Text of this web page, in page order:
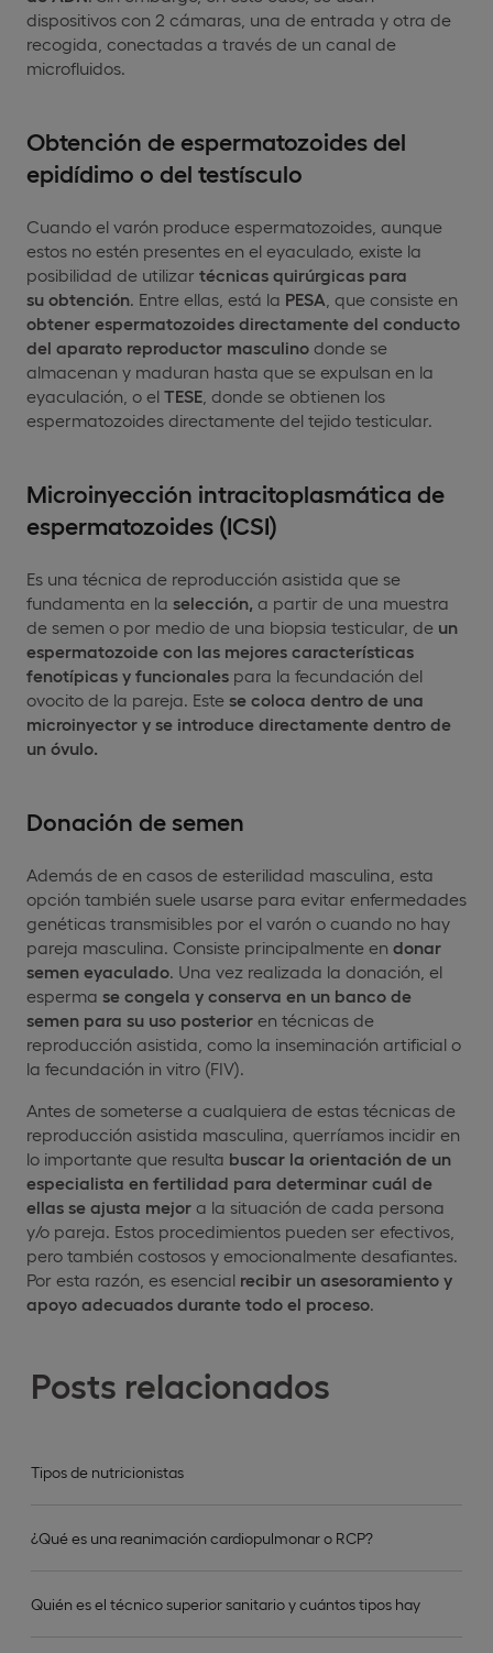
Posts relacionados
Tipos de nutricionistas
¿Qué es una reanimación cardiopulmonar o RCP?
Quién es el técnico superior sanitario y cuántos tipos hay
dispositivos con 2 cámaras, una de entrada y otra de
recogida, conectadas a través de un canal de
microfluidos.
Obtención de espermatozoides del
epidídimo o del testísculo
Cuando el varón produce espermatozoides, aunque
estos no estén presentes en el eyaculado, existe la
posibilidad de utilizar técnicas quirúrgicas para
su obtención . Entre ellas, está la PESA , que consiste en
obtener espermatozoides directamente del conducto
del aparato reproductor masculino donde se
almacenan y maduran hasta que se expulsan en la
eyaculación, o el TESE , donde se obtienen los
espermatozoides directamente del tejido testicular.
Microinyección intracitoplasmática de
espermatozoides (ICSI)
Es una técnica de reproducción asistida que se
fundamenta en la selección, a partir de una muestra
de semen o por medio de una biopsia testicular, de un
espermatozoide con las mejores características
fenotípicas y funcionales para la fecundación del
ovocito de la pareja. Este se coloca dentro de una
microinyector y se introduce directamente dentro de
un óvulo.
Donación de semen
Además de en casos de esterilidad masculina, esta
opción también suele usarse para evitar enfermedades
genéticas transmisibles por el varón o cuando no hay
pareja masculina. Consiste principalmente en donar
semen eyaculado . Una vez realizada la donación, el
esperma se congela y conserva en un banco de
semen para su uso posterior en técnicas de
reproducción asistida, como la inseminación artificial o
la fecundación in vitro (FIV).
Antes de someterse a cualquiera de estas técnicas de
reproducción asistida masculina, querríamos incidir en
lo importante que resulta buscar la orientación de un
especialista en fertilidad para determinar cuál de
ellas se ajusta mejor a la situación de cada persona
y/o pareja. Estos procedimientos pueden ser efectivos,
pero también costosos y emocionalmente desafiantes.
Por esta razón, es esencial recibir un asesoramiento y
apoyo adecuados durante todo el proceso